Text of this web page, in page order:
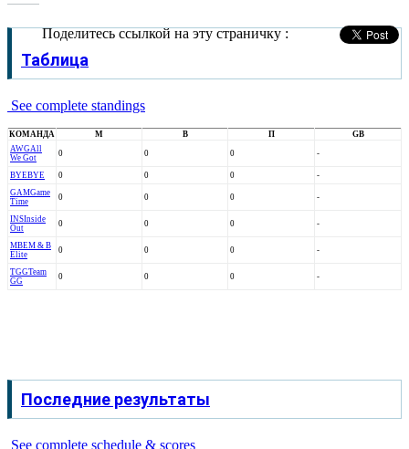
Поделитесь ссылкой на эту страничку :
Таблица
See complete standings
КОМАНДА М В П
GB
AWGAll
We Got
0 0 0 -
BYEBYE 0 0 0
-
GAMGame
Time
0 0 0 -
INSInside
Out
0 0 0 -
MBEM & B
Elite
0 0 0 -
TGGTeam
GG
0 0 0 -
Последние результаты
See complete schedule & scores